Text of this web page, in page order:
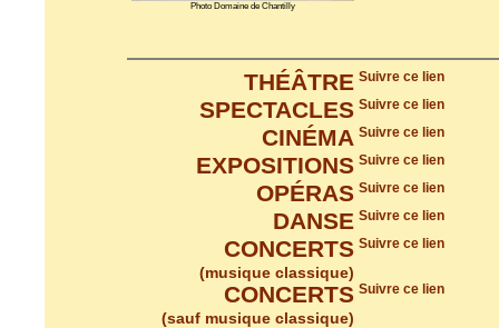
Photo Domaine de Chantilly
THÉÂTRE Suivre ce lien
SPECTACLES Suivre ce lien
CINÉMA Suivre ce lien
EXPOSITIONS Suivre ce lien
OPÉRAS Suivre ce lien
DANSE Suivre ce lien
CONCERTS
(musique classique)
Suivre ce lien
CONCERTS
(sauf musique classique)
Suivre ce lien